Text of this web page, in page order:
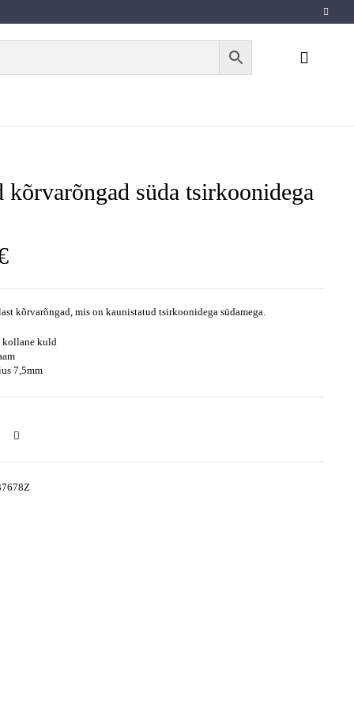
kõrvarõngad süda tsirkoonidega
kõrvarõngad, mis on kaunistatud tsirkoonidega südamega.
kollane kuld
7,5mm